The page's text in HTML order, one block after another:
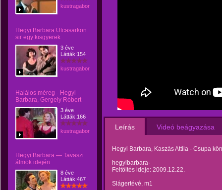
kustragabor
Hegyi Barbara Utcasarkon
sir egy kisgyerek
3 éve
Látták:154
kustragabor
Halálos méreg - Hegyi
Barbara, Gergely Róbert
3 éve
Látták:166
kustragabor
Hegyi Barbara — Tavaszi
álmok idején
8 éve
Látták:467
Leírás Videó beágyazása
Hegyi Barbara, Kaszás Attila - Csupa
hegyibarbara·
Feltöltés ideje: 2009.12.22.
Slágertévé, m1